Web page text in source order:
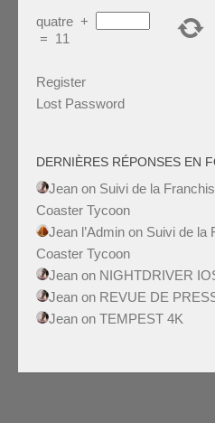
quatre +
= 11
Register
Lost Password
DERNIÈRES RÉPONSES EN
Jean on Suivi de la
Coaster Tycoon
Jean l’Admin on Suivi de la
Coaster Tycoon
Jean on NIGHTDRIVER
Jean on REVUE DE
Jean on TEMPEST 4K